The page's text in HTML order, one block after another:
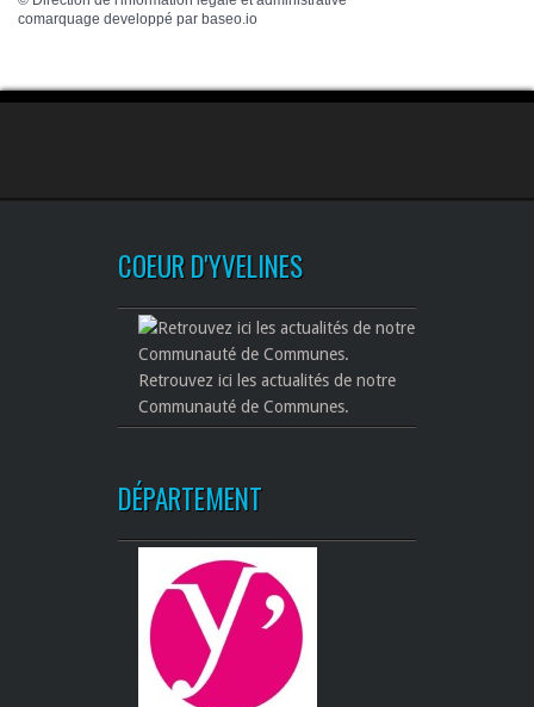
comarquage developpé par baseo.io
COEUR D'YVELINES
Retrouvez ici les actualités de notre
Communauté de Communes.
DÉPARTEMENT